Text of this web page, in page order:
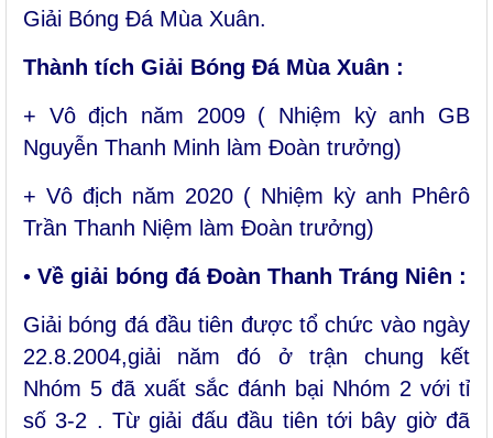
Giải Bóng Đá Mùa Xuân.
Thành tích Giải Bóng Đá Mùa Xuân :
+ Vô địch năm 2009 ( Nhiệm kỳ anh GB
Nguyễn Thanh Minh làm Đoàn trưởng)
+ Vô địch năm 2020 ( Nhiệm kỳ anh Phêrô
Trần Thanh Niệm làm Đoàn trưởng)
• Về giải bóng đá Đoàn Thanh Tráng Niên :
Giải bóng đá đầu tiên được tổ chức vào ngày
22.8.2004,giải năm đó ở trận chung kết
Nhóm 5 đã xuất sắc đánh bại Nhóm 2 với tỉ
số 3-2 . Từ giải đấu đầu tiên tới bây giờ đã